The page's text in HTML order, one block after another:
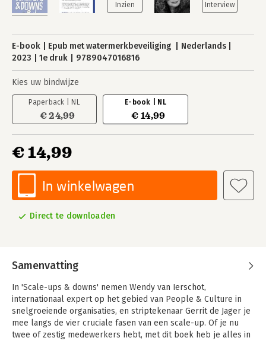
E-book Epub met watermerkbeveiliging
Nederlands
2023
1e druk 9789047016816
Kies uw bindwijze
Paperback | NL
€ 24,99
E-book | NL
€ 14,99
€ 14,99
In winkelwagen
Direct te downloaden
Samenvatting
In 'Scale-ups & downs' nemen Wendy van Ierschot,
internationaal expert op het gebied van People & Culture in
snelgroeiende organisaties, en striptekenaar Gerrit de Jager je
mee langs de vier cruciale fasen van een scale-up. Of je nu
twee of zestig medewerkers hebt, met dit boek heb je alles in